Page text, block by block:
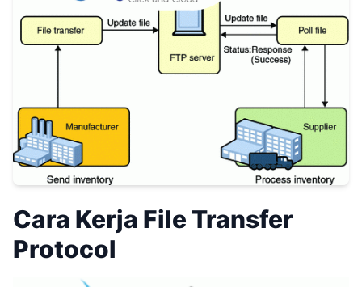
Cara Kerja File Transfer
Protocol